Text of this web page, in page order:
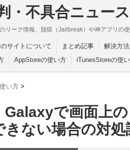
・不具合ニュー
リーク情報、脱獄（Jailbreak）や神アプリの
サイトについて まとめ記事 解決方法
AppStoreの使い方 iTunesStoreの使
い方 >
Galaxyで画面上
きない場合の対処